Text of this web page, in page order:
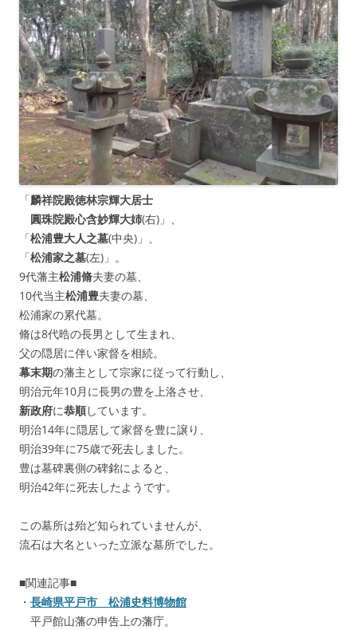
「麟祥院殿徳林宗輝大居士
圓珠院殿心含妙輝大姉(右)」、
「松浦豊大人之墓(中央)」、
「松浦家之墓(左)」。
9代藩主松浦脩夫妻の墓、
10代当主松浦豊夫妻の墓、
松浦家の累代墓。
脩は8代晧の長男として生まれ、
父の隠居に伴い家督を相続。
幕末期の藩主として宗家に従って行動し、
明治元年10月に長男の豊を上洛させ、
新政府に恭順しています。
明治14年に隠居して家督を豊に譲り、
明治39年に75歳で死去しました。
豊は墓碑裏側の碑銘によると、
明治42年に死去したようです。
この墓所は殆ど知られていませんが、
流石は大名といった立派な墓所でした。
■関連記事■
・ 長崎県平戸市 松浦史料博物館
平戸館山藩の申告上の藩庁。